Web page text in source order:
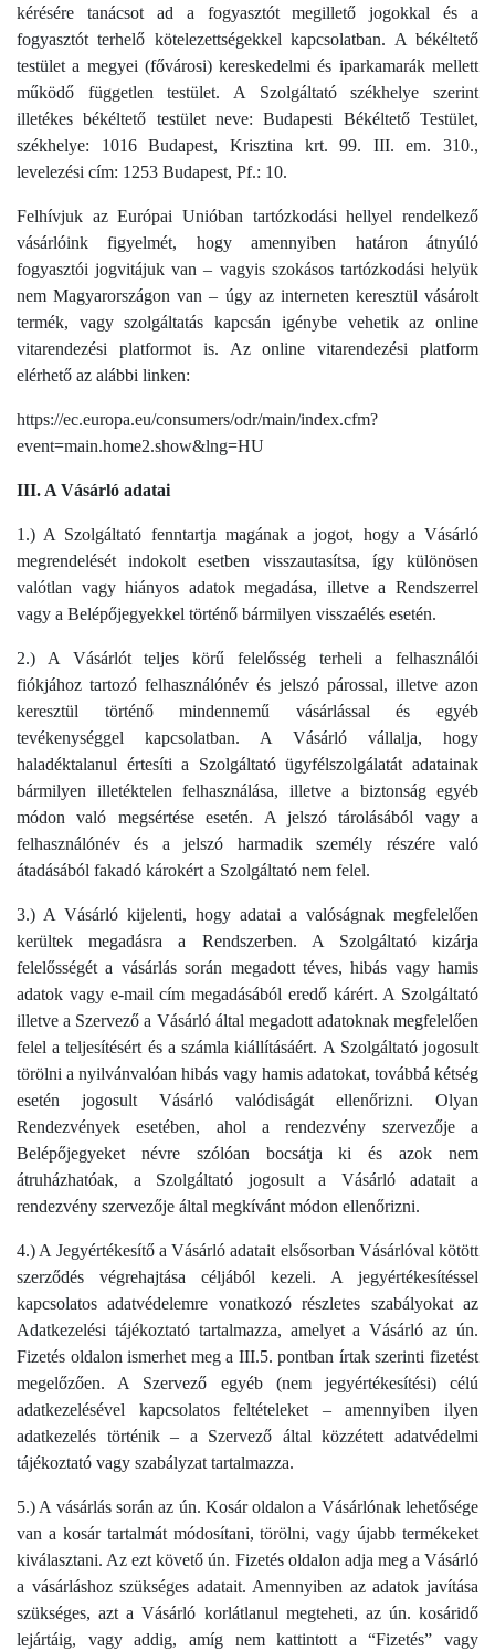
kérésére tanácsot ad a fogyasztót megillető jogokkal és a
fogyasztót terhelő kötelezettségekkel kapcsolatban. A békéltető
testület a megyei (fővárosi) kereskedelmi és iparkamarák mellett
működő független testület. A Szolgáltató székhelye szerint
illetékes békéltető testület neve: Budapesti Békéltető Testület,
székhelye: 1016 Budapest, Krisztina krt. 99. III. em. 310.,
levelezési cím: 1253 Budapest, Pf.: 10.
Felhívjuk az Európai Unióban tartózkodási hellyel rendelkező
vásárlóink figyelmét, hogy amennyiben határon átnyúló
fogyasztói jogvitájuk van – vagyis szokásos tartózkodási helyük
nem Magyarországon van – úgy az interneten keresztül vásárolt
termék, vagy szolgáltatás kapcsán igénybe vehetik az online
vitarendezési platformot is. Az online vitarendezési platform
elérhető az alábbi linken:
https://ec.europa.eu/consumers/odr/main/index.cfm?
event=main.home2.show&lng=HU
III. A Vásárló adatai
1.) A Szolgáltató fenntartja magának a jogot, hogy a Vásárló
megrendelését indokolt esetben visszautasítsa, így különösen
valótlan vagy hiányos adatok megadása, illetve a Rendszerrel
vagy a Belépőjegyekkel történő bármilyen visszaélés esetén.
2.) A Vásárlót teljes körű felelősség terheli a felhasználói
fiókjához tartozó felhasználónév és jelszó párossal, illetve azon
keresztül történő mindennemű vásárlással és egyéb
tevékenységgel kapcsolatban. A Vásárló vállalja, hogy
haladéktalanul értesíti a Szolgáltató ügyfélszolgálatát adatainak
bármilyen illetéktelen felhasználása, illetve a biztonság egyéb
módon való megsértése esetén. A jelszó tárolásából vagy a
felhasználónév és a jelszó harmadik személy részére való
átadásából fakadó károkért a Szolgáltató nem felel.
3.) A Vásárló kijelenti, hogy adatai a valóságnak megfelelően
kerültek megadásra a Rendszerben. A Szolgáltató kizárja
felelősségét a vásárlás során megadott téves, hibás vagy hamis
adatok vagy e-mail cím megadásából eredő kárért. A Szolgáltató
illetve a Szervező a Vásárló által megadott adatoknak megfelelően
felel a teljesítésért és a számla kiállításáért. A Szolgáltató jogosult
törölni a nyilvánvalóan hibás vagy hamis adatokat, továbbá kétség
esetén jogosult Vásárló valódiságát ellenőrizni. Olyan
Rendezvények esetében, ahol a rendezvény szervezője a
Belépőjegyeket névre szólóan bocsátja ki és azok nem
átruházhatóak, a Szolgáltató jogosult a Vásárló adatait a
rendezvény szervezője által megkívánt módon ellenőrizni.
4.) A Jegyértékesítő a Vásárló adatait elsősorban Vásárlóval kötött
szerződés végrehajtása céljából kezeli. A jegyértékesítéssel
kapcsolatos adatvédelemre vonatkozó részletes szabályokat az
Adatkezelési tájékoztató tartalmazza, amelyet a Vásárló az ún.
Fizetés oldalon ismerhet meg a III.5. pontban írtak szerinti fizetést
megelőzően. A Szervező egyéb (nem jegyértékesítési) célú
adatkezelésével kapcsolatos feltételeket – amennyiben ilyen
adatkezelés történik – a Szervező által közzétett adatvédelmi
tájékoztató vagy szabályzat tartalmazza.
5.) A vásárlás során az ún. Kosár oldalon a Vásárlónak lehetősége
van a kosár tartalmát módosítani, törölni, vagy újabb termékeket
kiválasztani. Az ezt követő ún. Fizetés oldalon adja meg a Vásárló
a vásárláshoz szükséges adatait. Amennyiben az adatok javítása
szükséges, azt a Vásárló korlátlanul megteheti, az ún. kosáridő
lejártáig, vagy addig, amíg nem kattintott a “Fizetés” vagy